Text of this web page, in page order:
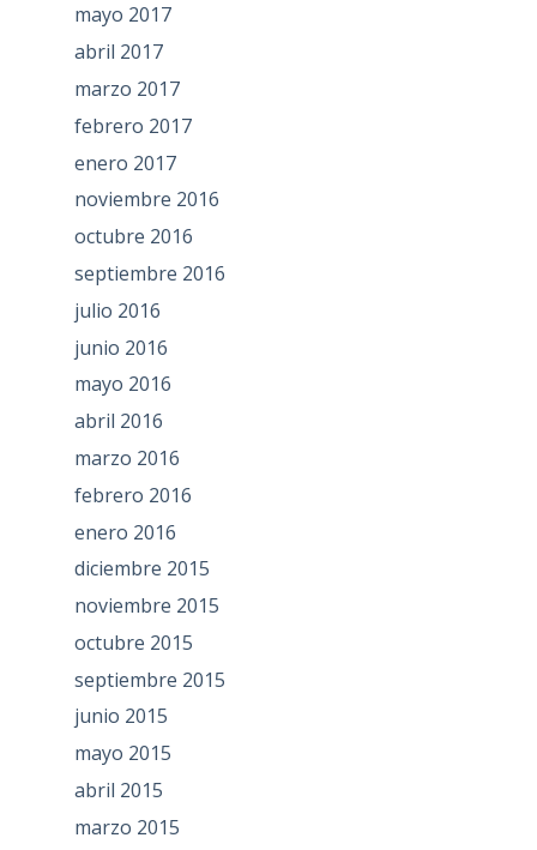
mayo 2017
abril 2017
marzo 2017
febrero 2017
enero 2017
noviembre 2016
octubre 2016
septiembre 2016
julio 2016
junio 2016
mayo 2016
abril 2016
marzo 2016
febrero 2016
enero 2016
diciembre 2015
noviembre 2015
octubre 2015
septiembre 2015
junio 2015
mayo 2015
abril 2015
marzo 2015